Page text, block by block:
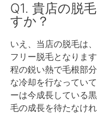
Q1. 貴店の脱
すか？
いえ、当店の脱毛は
フリー脱毛となりま
程の鋭い熱で毛根部
な冷却を行なってい
ーは今成長している
毛の成長を待たなけ